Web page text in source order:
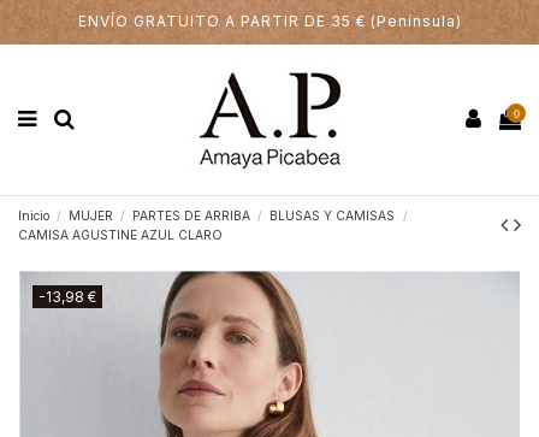
ENVÍO GRATUITO A PARTIR DE 35 € (Península)
0
Inicio MUJER PARTES DE ARRIBA
BLUSAS Y CAMISAS
CAMISA AGUSTINE AZUL CLARO
-13,98 €